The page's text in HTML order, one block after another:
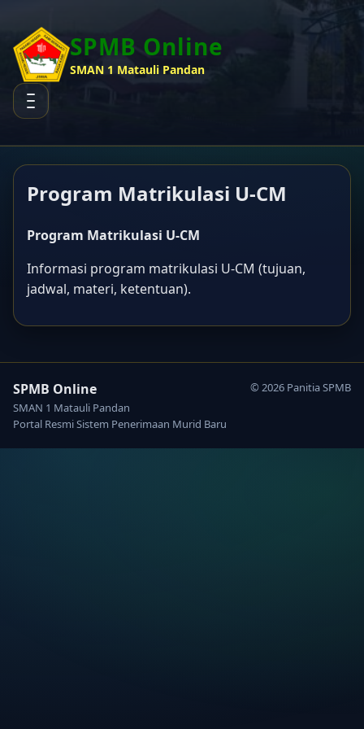
SPMB Online
SMAN 1 Matauli Pandan
Program Matrikulasi U-CM
Program Matrikulasi U-CM
Informasi program matrikulasi U-CM (tujuan,
jadwal, materi, ketentuan).
SPMB Online
SMAN 1 Matauli Pandan
Portal Resmi Sistem Penerimaan Murid Baru
© 2026 Panitia SPMB